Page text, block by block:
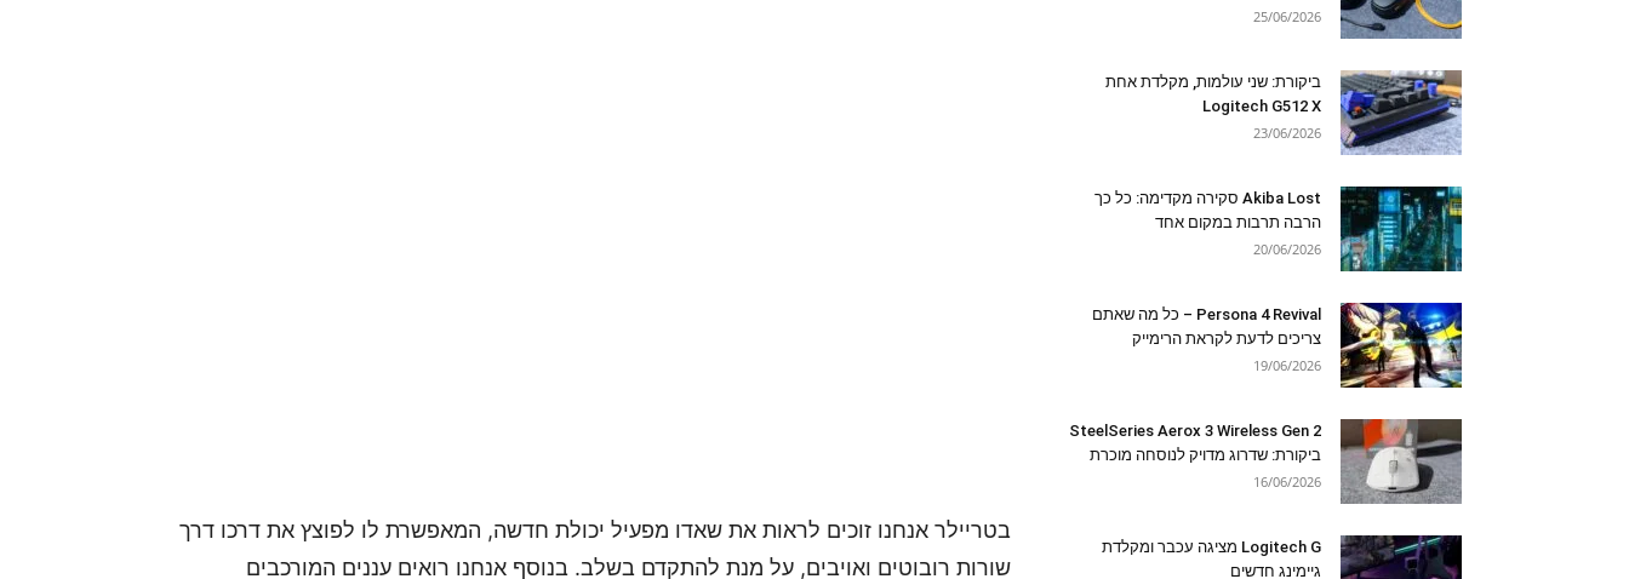
בטריילר אנחנו זוכים לראות את שאדו מפעיל יכולת חדשה, המאפשרת לו לפוצץ את דרכו דרך
שורות רובוטים ואויבים, על מנת להתקדם בשלב. בנוסף אנחנו רואים עננים המורכבים
25/06/2026
ביקורת: שני עולמות, מקלדת אחת
Logitech G512 X
23/06/2026
Akiba Lost סקירה מקדימה: כל כך
הרבה תרבות במקום אחד
20/06/2026
Persona 4 Revival – כל מה שאתם
צריכים לדעת לקראת הרימייק
19/06/2026
SteelSeries Aerox 3 Wireless Gen 2
ביקורת: שדרוג מדויק לנוסחה מוכרת
16/06/2026
Logitech G מציגה עכבר ומקלדת
גיימינג חדשים